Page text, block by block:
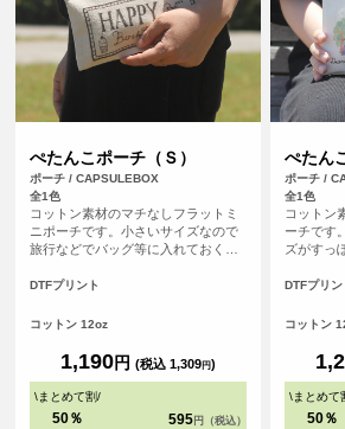
ぺたんこポーチ（Ｓ）
ポーチ / CAPSULEBOX
全1色
コットン素材のマチなしフラットミ
ニポーチです。小さいサイズなので
旅行などでバッグ等に入れておくと
なっております。四角い形のポーチ
なデザインをレイアウトしてオリジ
ます。
DTFプリント
コットン 12oz
1,190円 (税込 1,309円)
\まとめて割/
50％ 595 円（税込）
ぺたん
ポーチ /
全1色
コットン
ーチです
ズがすっ
たり、旅
ジッパー
く、お好
してオリ
を作成で
DTFプリン
コットン
\まとめて
50％